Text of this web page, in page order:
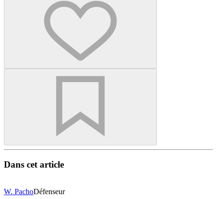
Dans cet article
W. PachoDéfenseur